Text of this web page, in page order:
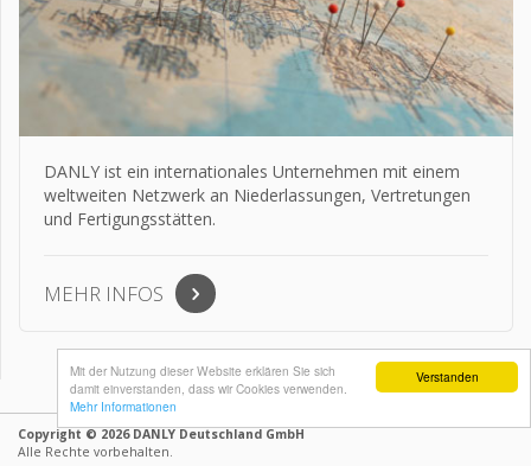
Verstanden
Mit der Nutzung dieser Website erklären Sie sich
damit einverstanden, dass wir Cookies verwenden.
Mehr Informationen
DANLY ist ein internationales Unternehmen mit einem
weltweiten Netzwerk an Niederlassungen, Vertretungen
und Fertigungsstätten.
MEHR INFOS
Copyright © 2026 DANLY Deutschland GmbH
Alle Rechte vorbehalten.